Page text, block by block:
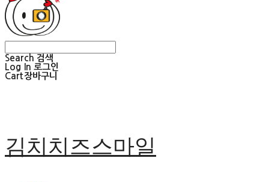
Search 검색
Log In 로그인
Cart장바구니
김치치즈스마일